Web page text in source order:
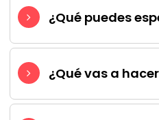
¿Qué puedes
¿Qué vas a